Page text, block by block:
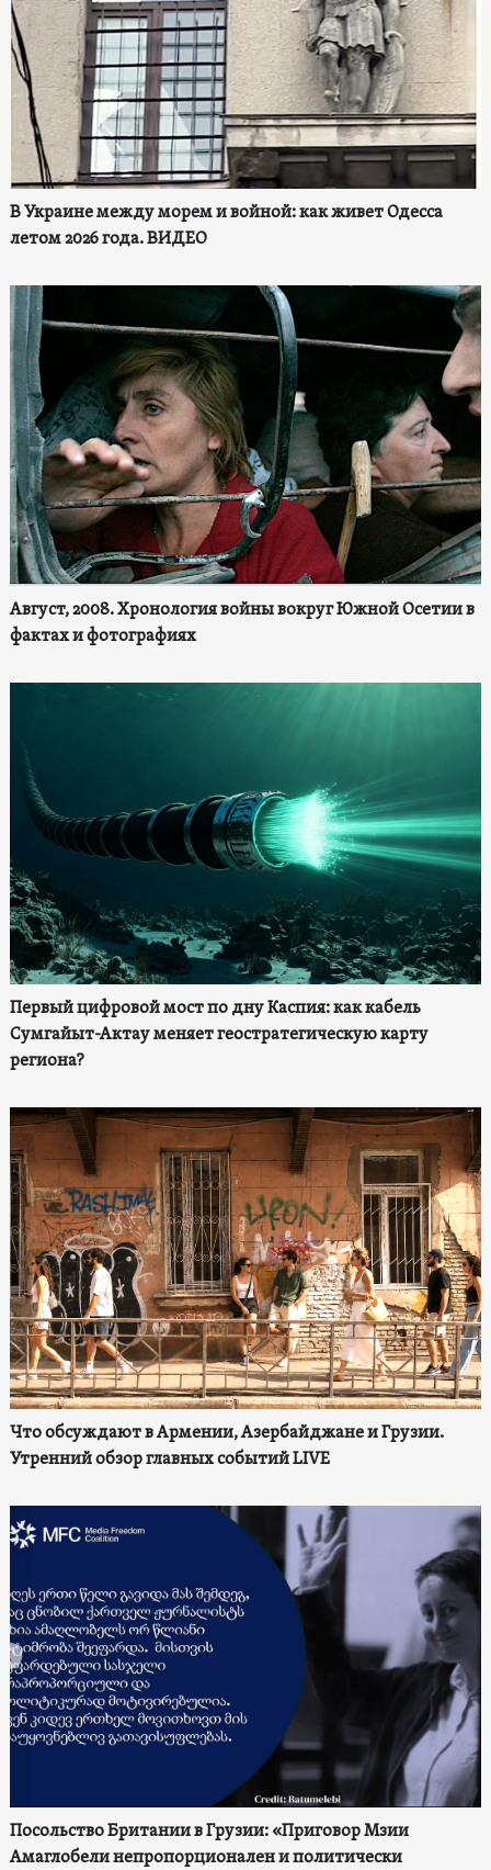
В Украине между морем и войной: как живет Одесса
летом 2026 года. ВИДЕО
Август, 2008. Хронология войны вокруг Южной Осетии в
фактах и фотографиях
Первый цифровой мост по дну Каспия: как кабель
Сумгайыт-Актау меняет геостратегическую карту
региона?
Что обсуждают в Армении, Азербайджане и Грузии.
Утренний обзор главных событий LIVE
Посольство Британии в Грузии: «Приговор Мзии
Амаглобели непропорционален и политически